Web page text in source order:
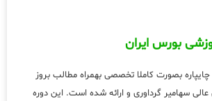
دوره آموزشی بورس ایران
بصورت کاملا تخصصی بهمراه مطالب بروز
سهامیر گرداوری و ارائه شده است. این دوره